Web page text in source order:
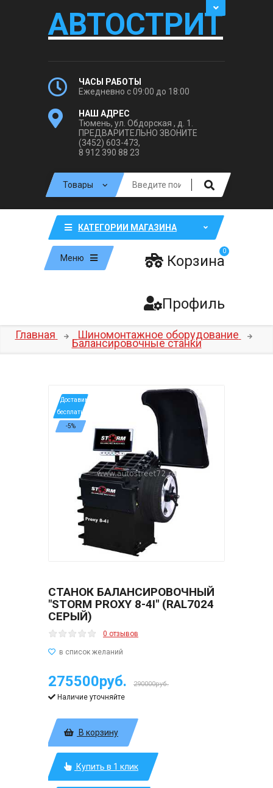
АВТОСТРИТ
ЧАСЫ РАБОТЫ
Ежедневно с 09:00 до 18:00
НАШ АДРЕС
Тюмень, ул. Обдорская , д. 1.
ПРЕДВАРИТЕЛЬНО ЗВОНИТЕ
(3452) 603-473,
8 912 390 88 23
КАТЕГОРИИ МАГАЗИНА
Меню Корзина
0
Профиль
Главная Шиномонтажное оборудование
Балансировочные станки
*Доставим
бесплатно
-5%
СТАНОК БАЛАНСИРОВОЧНЫЙ
"STORM PROXY 8-4I" (RAL7024
СЕРЫЙ)
0 отзывов
275500руб. 290000руб.
Наличие уточняйте
В корзину
Купить в 1 клик